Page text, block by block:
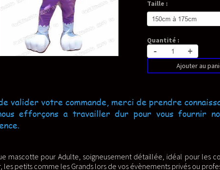
Taille :
Quantité :
- +
de prendre connaissance de nos conditions
pour vous fournir nos plus belle créations et
détaillée, idéal pour les cosplayeurs, professionnels , ou
vos évènements privés ou professionnels.